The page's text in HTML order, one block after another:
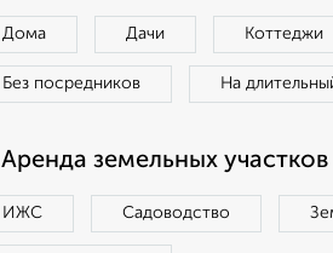
Дома Дачи Коттеджи
Без посредников На
Аренда земельных участков
ИЖС Садоводство